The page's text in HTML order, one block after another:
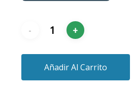
Añadir Al Carrito